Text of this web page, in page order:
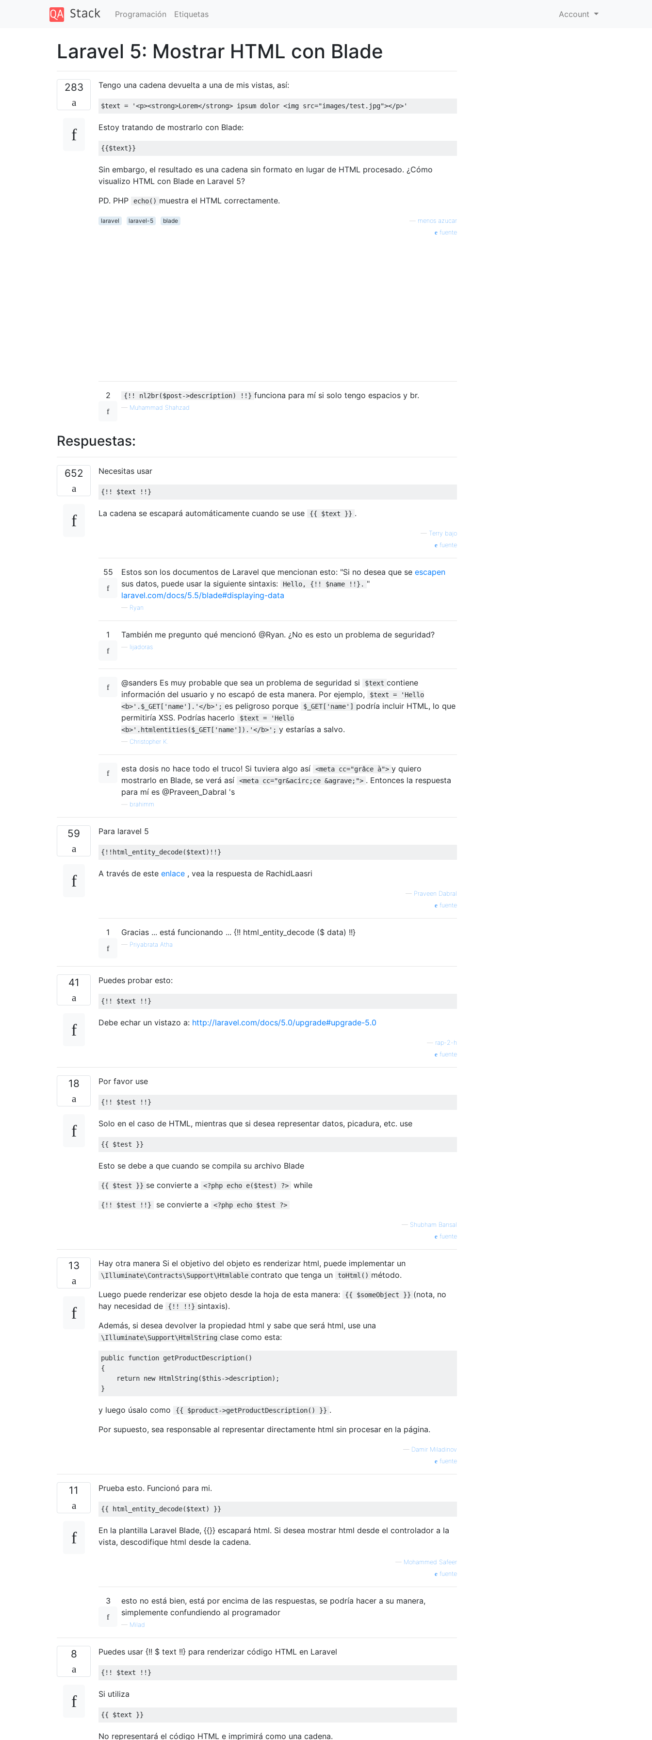
Programación Etiquetas Account
Laravel 5: Mostrar HTML con Blade
283 Tengo una cadena devuelta a una de mis vistas, así:
$text = '<p><strong>Lorem</strong> ipsum dolor <img src="images/test.jpg"></p>'
Estoy tratando de mostrarlo con Blade:
{{$text}}
Sin embargo, el resultado es una cadena sin formato en lugar de HTML procesado. ¿Cómo
visualizo HTML con Blade en Laravel 5?
PD. PHP
echo() muestra el HTML correctamente.
laravel laravel-5 blade
menos azucar
fuente
2 {!! nl2br($post->description) !!} funciona para mí si solo tengo espacios y br.
— Muhammad Shahzad
Respuestas:
652 Necesitas usar
{!! $text !!}
La cadena se escapará automáticamente cuando se use {{ $text }} .
— Terry bajo
fuente
55 Estos son los documentos de Laravel que mencionan esto: "Si no desea que se escapen
sus datos, puede usar la siguiente sintaxis:
Hello, {!! $name !!}. "
laravel.com/docs/5.5/blade#displaying-data
— Ryan
1 También me pregunto qué mencionó @Ryan. ¿No es esto un problema de seguridad?
lijadoras
@sanders Es muy probable que sea un problema de seguridad si $text contiene
información del usuario y no escapó de esta manera. Por ejemplo,
$text = 'Hello
<b>'.$_GET['name'].'</b>'; es peligroso porque $_GET['name'] podría incluir HTML, lo que
permitiría XSS. Podrías hacerlo
$text = 'Hello
<b>'.htmlentities($_GET['name']).'</b>'; y estarías a salvo.
— Christopher K.
esta dosis no hace todo el truco! Si tuviera algo así <meta cc="grâce à"> y quiero
mostrarlo en Blade, se verá así
<meta cc="gr&acirc;ce &agrave;"> . Entonces la respuesta
para mí es @Praveen_Dabral 's
brahimm
59 Para laravel 5
{!! html_entity_decode($text)!!}
A través de este enlace , vea la respuesta de RachidLaasri
— Praveen Dabral
fuente
1 Gracias ... está funcionando ... {!! html_entity_decode ($ data) !!}
— Priyabrata Atha
41 Puedes probar esto:
{!! $text !!}
Debe echar un vistazo a: http://laravel.com/docs/5.0/upgrade#upgrade-5.0
rap-2-h
fuente
18 Por favor use
{!! $test !!}
Solo en el caso de HTML, mientras que si desea representar datos, picadura, etc. use
{{ $test }}
Esto se debe a que cuando se compila su archivo Blade
{{ $test }} se convierte a <?php echo e($test) ?> while
{!! $test !!} se convierte a <?php echo $test ?>
— Shubham Bansal
fuente
13 Hay otra manera Si el objetivo del objeto es renderizar html, puede implementar un
\Illuminate\Contracts\Support\Htmlable contrato que tenga un toHtml() método.
Luego puede renderizar ese objeto desde la hoja de esta manera:
{{ $someObject }} (nota, no
hay necesidad de
{!! !!} sintaxis).
Además, si desea devolver la propiedad html y sabe que será html, use una
\Illuminate\Support\HtmlString clase como esta:
public function getProductDescription()
{
return new HtmlString($this->description);
}
y luego úsalo como {{ $product->getProductDescription() }} .
Por supuesto, sea responsable al representar directamente html sin procesar en la página.
— Damir Miladinov
fuente
11 Prueba esto. Funcionó para mi.
{{ html_entity_decode($text) }}
En la plantilla Laravel Blade, {{}} escapará html. Si desea mostrar html desde el controlador a la
vista, descodifique html desde la cadena.
— Mohammed Safeer
fuente
3
esto no está bien, está por encima de las respuestas, se podría hacer a su manera,
simplemente confundiendo al programador
— Milad
8 Puedes usar {!! $ text !!} para renderizar código HTML en Laravel
{!! $text !!}
Si utiliza
{{ $text }}
No representará el código HTML e imprimirá como una cadena.